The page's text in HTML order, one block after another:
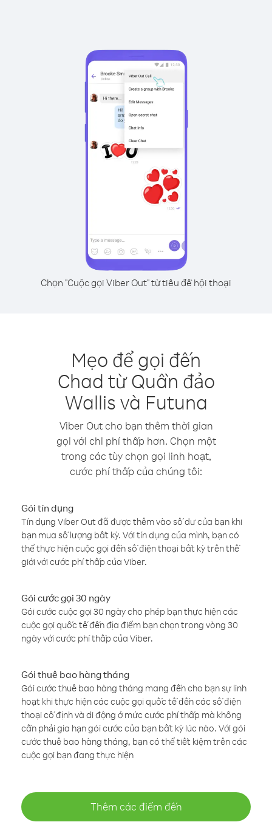
Chọn "Cuộc gọi Viber Out" từ tiêu đề hội thoại
Mẹo để gọi đến
Chad từ Quần đảo
Wallis và Futuna
Viber Out cho bạn thêm thời gian
gọi với chi phí thấp hơn. Chọn một
trong các tùy chọn gọi linh hoạt,
cước phí thấp của chúng tôi:
Gói tín dụng
Tín dụng Viber Out đã được thêm vào số dư của bạn khi
bạn mua số lượng bất kỳ. Với tín dụng của mình, bạn có
thể thực hiện cuộc gọi đến số điện thoại bất kỳ trên thế
giới với cước phí thấp của Viber.
Gói cước gọi 30 ngày
Gói cước cuộc gọi 30 ngày cho phép bạn thực hiện các
cuộc gọi quốc tế đến địa điểm bạn chọn trong vòng 30
ngày với cước phí thấp của Viber.
Gói thuê bao hàng tháng
Gói cước thuê bao hàng tháng mang đến cho bạn sự linh
hoạt khi thực hiện các cuộc gọi quốc tế đến các số điện
thoại cố định và di động ở mức cước phí thấp mà không
cần phải gia hạn gói cước của bạn bất kỳ lúc nào. Với gói
cước thuê bao hàng tháng, bạn có thể tiết kiệm trên các
cuộc gọi bạn đang thực hiện
Thêm các điểm đến